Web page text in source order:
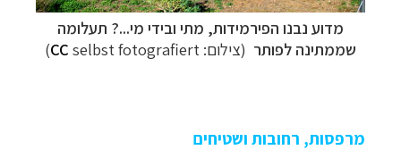
מדוע נבנו הפירמידות, מתי ובידי מי...? תעלומה
שממתינה לפותר (צילום: CC selbst fotografiert)
מרפסות, רחובות ושטיחים